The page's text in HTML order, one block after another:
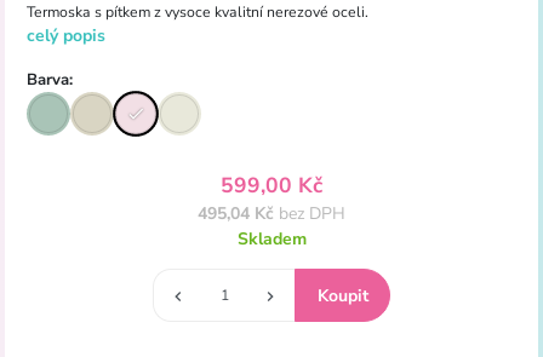
Termoska s pítkem z vysoce kvalitní nerezové oceli.
celý popis
Barva:
599,00 Kč
495,04 Kč bez DPH
Skladem